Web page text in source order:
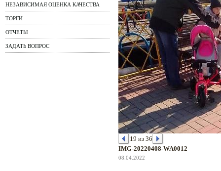
НЕЗАВИСИМАЯ ОЦЕНКА КАЧЕСТВА
ТОРГИ
ОТЧЕТЫ
ЗАДАТЬ ВОПРОС
19 из 36
IMG-20220408-WA0012
08.04.2022